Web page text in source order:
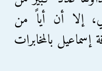
إلا أن أياً من
بالمخابرات